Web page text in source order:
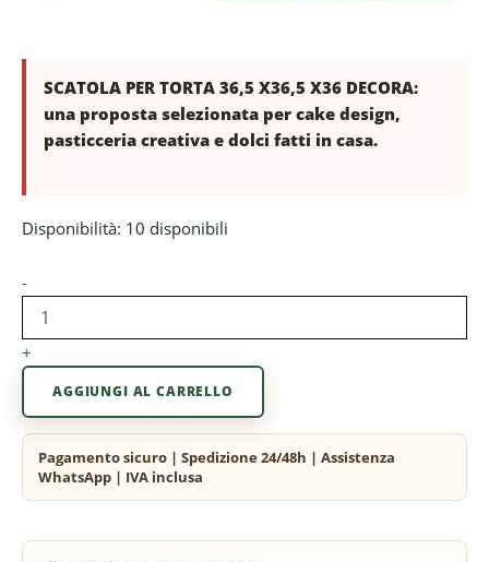
SCATOLA PER TORTA 36,5 X36,5 X36 DECORA:
una proposta selezionata per cake design,
pasticceria creativa e dolci fatti in casa.
Disponibilità: 10 disponibili
-
+
AGGIUNGI AL CARRELLO